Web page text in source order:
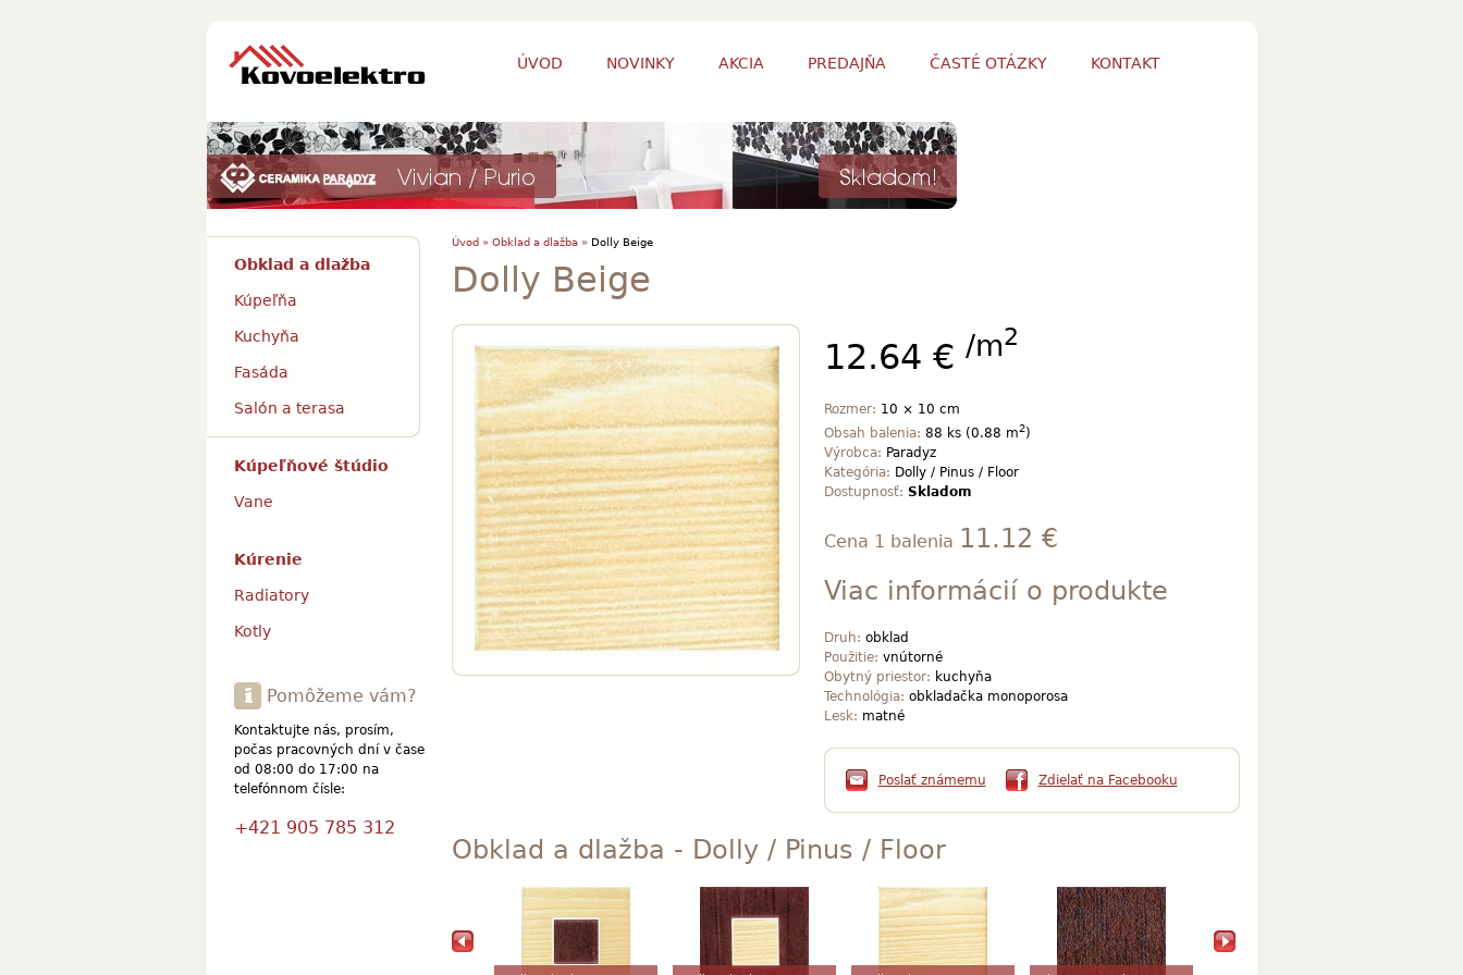
ÚVOD NOVINKY AKCIA PREDAJŇA ČASTÉ OTÁZKY KONTAKT
Úvod » Obklad a dlažba »Dolly Beige
Dolly Beige
12.64 € /m2
Rozmer: 10 × 10 cm
Obsah balenia: 88 ks (0.88 m2)
Výrobca: Paradyz
Kategória: Dolly / Pinus / Floor
Dostupnosť: Skladom
Cena 1 balenia 11.12 €
Viac informácií o produkte
Druh: obklad
Použitie: vnútorné
Obytný priestor: kuchyňa
Technológia: obkladačka monoporosa
Lesk: matné
Poslať známemu Zdielať na Facebooku
Obklad a dlažba - Dolly / Pinus / Floor
Obklad a dlažba
Kúpeľňa
Kuchyňa
Fasáda
Salón a terasa
Kúpeľňové štúdio
Vane
Kúrenie
Radiatory
Kotly
Pomôžeme vám?
Kontaktujte nás, prosím,
počas pracovných dní v čase
od 08:00 do 17:00 na
telefónnom čísle:
+421 905 785 312